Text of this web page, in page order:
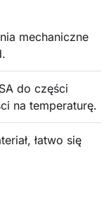
mechaniczne
do części
na temperaturę.
łatwo się